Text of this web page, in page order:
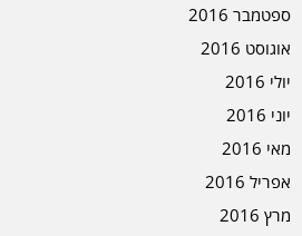
ספטמבר 2016
אוגוסט 2016
יולי 2016
יוני 2016
מאי 2016
אפריל 2016
מרץ 2016